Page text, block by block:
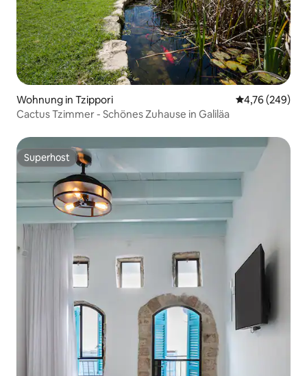
Wohnung in Tzippori
4,76 (249)
Cactus Tzimmer - Schönes Zuhause in Galiläa
Superhost
Superhost